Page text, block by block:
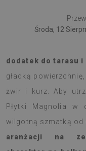
Środa, 12
dodatek do tarasu i
gładką
żwir i kurz. Aby
Płytki Magnolia w
wilgotną szmatką od
aranżacji na